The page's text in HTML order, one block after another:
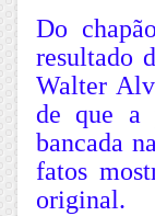
Do
resultado
Walter
de que a
bancada
fatos
original.